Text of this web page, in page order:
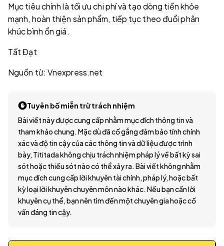
Mục tiêu chính là tối ưu chi phí và tạo dòng tiền khỏe
mạnh, hoàn thiện sản phẩm, tiếp tục theo đuổi phân
khúc bình ổn giá.
Tất Đạt
Nguồn từ: Vnexpress.net
Tuyên bố miễn trừ trách nhiệm
Bài viết này được cung cấp nhằm mục đích thông tin và
tham khảo chung. Mặc dù đã cố gắng đảm bảo tính chính
xác và độ tin cậy của các thông tin và dữ liệu được trình
bày, Tititada không chịu trách nhiệm pháp lý về bất kỳ sai
sót hoặc thiếu sót nào có thể xảy ra. Bài viết không nhằm
mục đích cung cấp lời khuyên tài chính, pháp lý, hoặc bất
kỳ loại lời khuyên chuyên môn nào khác. Nếu bạn cần lời
khuyên cụ thể, bạn nên tìm đến một chuyên gia hoặc cố
vấn đáng tin cậy.